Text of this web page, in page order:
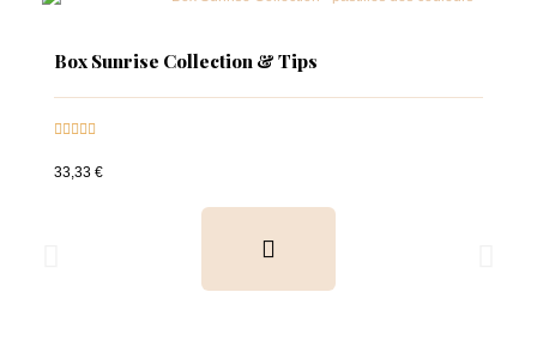
Box Sunrise Collection & Tips

33,33 €